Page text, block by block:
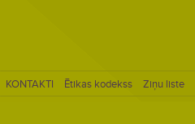
KONTAKTI Ētikas kodekss Ziņu liste